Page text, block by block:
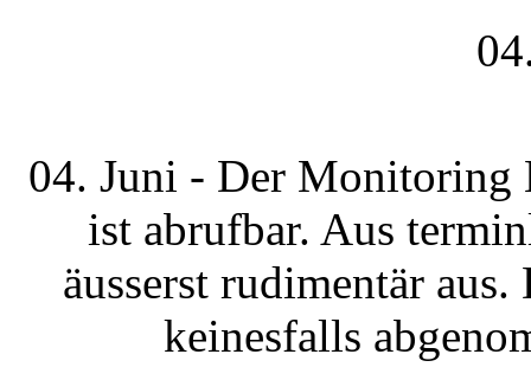
04. Juni - Der Monitoring
ist abrufbar. Aus
äusserst rudimentär
keinesfalls